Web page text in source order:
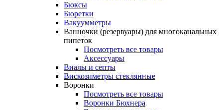
Бюксы
Бюретки
Вакуумметры
Ванночки (резервуары) для многоканальных
пипеток
Посмотреть все товары
Аксессуары
Виалы и септы
Вискозиметры стеклянные
Воронки
Посмотреть все товары
Воронки Бюхнера